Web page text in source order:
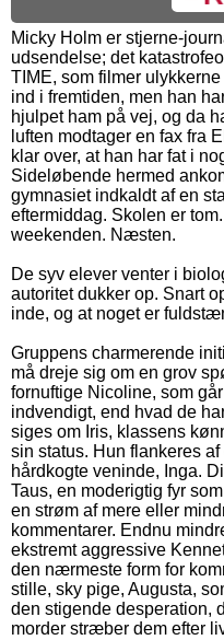
Micky Holm er stjerne-
udsendelse; det
TIME, som filmer
ind i fremtiden, men han
hjulpet ham på vej, og da
luften modtager en fax fra
klar over, at han har fat i
Sideløbende hermed
gymnasiet indkaldt af en
eftermiddag. Skolen er
weekenden. Næsten.
De syv elever venter i
autoritet dukker op. Snart
inde, og at noget er
Gruppens charmerende
må dreje sig om en grov
fornuftige Nicoline, som
indvendigt, end hvad de
siges om Iris, klassens
sin status. Hun flankeres
hårdkogte veninde, Inga.
Taus, en moderigtig fyr
en strøm af mere eller
kommentarer. Endnu
ekstremt aggressive
den nærmeste form for
stille, sky pige, Augusta,
den stigende desperation,
morder stræber dem efter